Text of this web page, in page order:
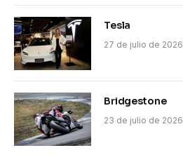
Tesla
27 de julio de 2026
Bridgestone
23 de julio de 2026